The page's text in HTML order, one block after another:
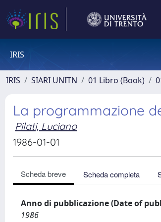
IRIS
IRIS SIARI UNITN 01 Libro (Book)
La programmazione
Pilati, Luciano
1986-01-01
Scheda breve Scheda completa
Anno di pubblicazione (Date of
1986